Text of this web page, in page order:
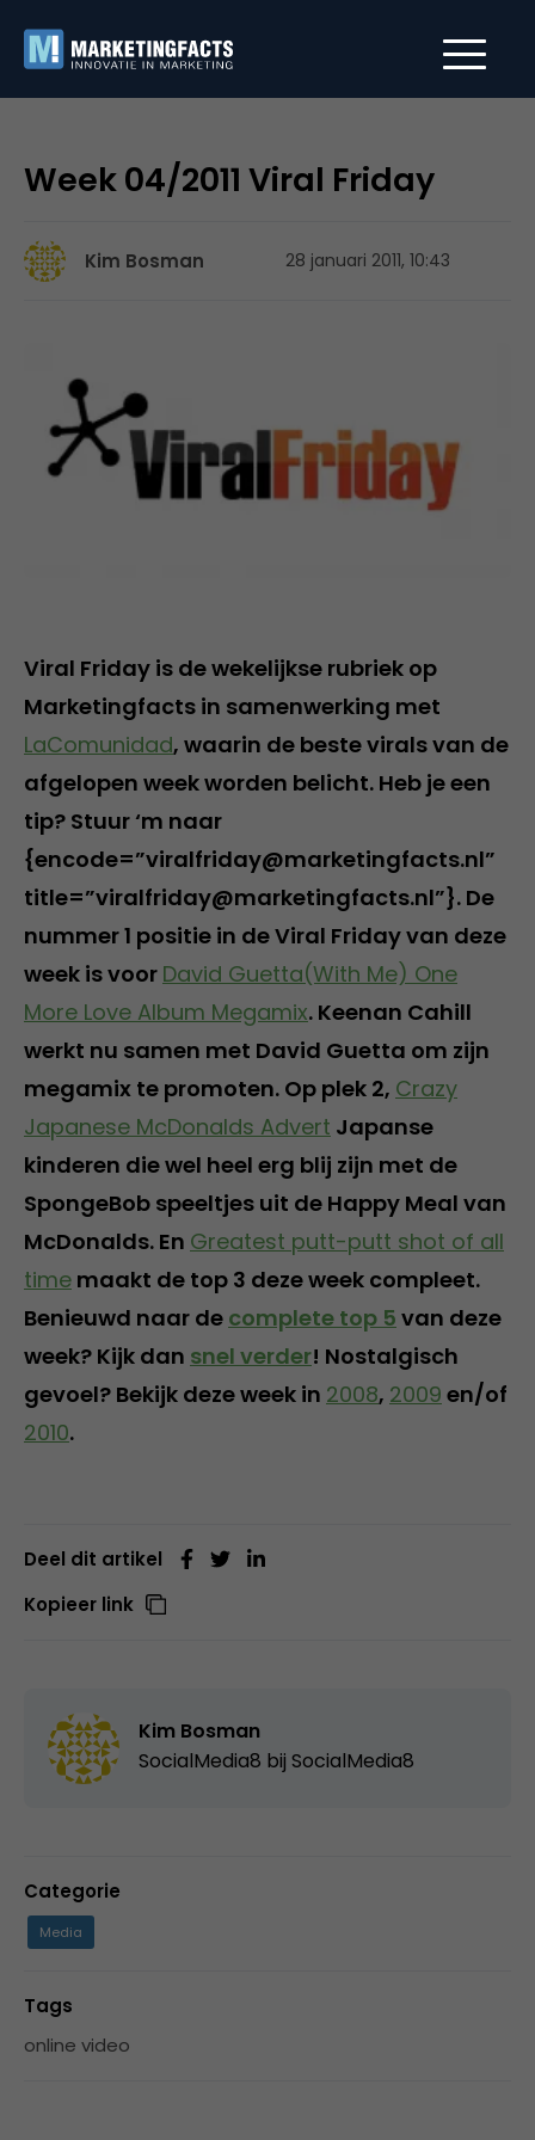
Week 04/2011 Viral Friday
Kim Bosman 28 januari 2011, 10:43
Viral Friday is de wekelijkse rubriek op
Marketingfacts in samenwerking met
LaComunidad, waarin de beste virals van de
afgelopen week worden belicht. Heb je een
tip? Stuur ‘m naar
{encode=”viralfriday@marketingfacts.nl”
title=”viralfriday@marketingfacts.nl”}. De
nummer 1 positie in de Viral Friday van deze
week is voor David Guetta(With Me) One
More Love Album Megamix. Keenan Cahill
werkt nu samen met David Guetta om zijn
megamix te promoten. Op plek 2, Crazy
Japanese McDonalds Advert Japanse
kinderen die wel heel erg blij zijn met de
SpongeBob speeltjes uit de Happy Meal van
McDonalds. En Greatest putt-putt shot of all
time maakt de top 3 deze week compleet.
Benieuwd naar de complete top 5 van deze
week? Kijk dan snel verder! Nostalgisch
gevoel? Bekijk deze week in 2008, 2009 en/of
2010.
Deel dit artikel
Kopieer link
Kim Bosman
SocialMedia8 bij SocialMedia8
Categorie
Media
Tags
online video